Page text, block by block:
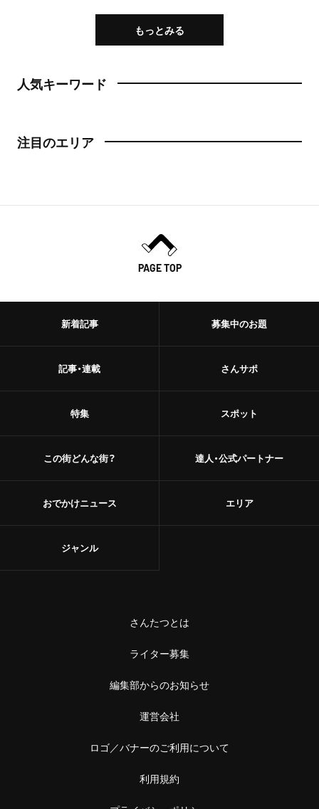
もっとみる
人気キーワード
注目のエリア
PAGE TOP
新着記事
記事・連載
特集
この街どんな街？
おでかけニュース
募集中のお題
さんサポ
スポット
達人・公式パートナー
エリア
ジャンル
さんたつとは
ライター募集
編集部からのお知らせ
運営会社
ロゴ／バナーのご利用について
利用規約